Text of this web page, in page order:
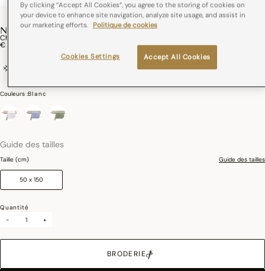
NUANCES
Chemin De Table Nuances Coton,Lin
€ 49,00
Couleurs :Blanc
Guide des tailles
Taille (cm) Guide des tailles
50 x 150
Quantité
-
+
BRODERIE
By clicking “Accept All Cookies”, you agree to the storing of cookies on
your device to enhance site navigation, analyze site usage, and assist in
our marketing efforts. Politique de cookies
Accept All Cookies
Cookies Settings